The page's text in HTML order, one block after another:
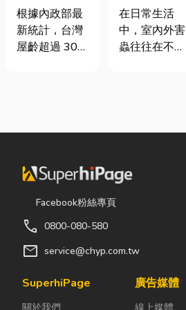
門卡住、大門
下垂怎麼辦？
維修費用與不
根據內政部最
新統計，台灣
屋齡超過 30
疲勞與結構鏽
明顯。許多屋
主每天回家開
門，都覺得門
拔河，甚至伴
隨刺耳的金屬
實，門片故障
害蟲防治全攻
略
在日常生活
中，室內外害
蟲往往在不知
渣或積水，容
食；陽台、庭
床。潮濕陰暗
吸引白蟻、蛾
Facebook粉絲專頁
call 0800-080-580
mail service@chyp.com.tw
SuperhiPage
關於我們
廣告媒體
線上媒體